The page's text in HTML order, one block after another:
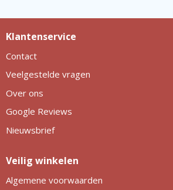
Klantenservice
Contact
Veelgestelde vragen
Over ons
Google Reviews
Nieuwsbrief
Veilig winkelen
Algemene voorwaarden